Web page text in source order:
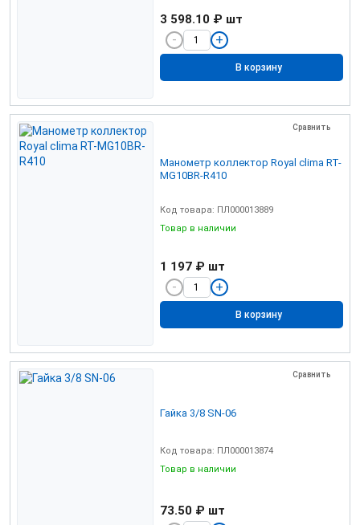
3 598.10 ₽ шт
В корзину
Сравнить
Манометр коллектор Royal clima RT-
MG10BR-R410
Код товара: ПЛ000013889
Товар в наличии
1 197 ₽ шт
В корзину
Сравнить
Гайка 3/8 SN-06
Код товара: ПЛ000013874
Товар в наличии
73.50 ₽ шт